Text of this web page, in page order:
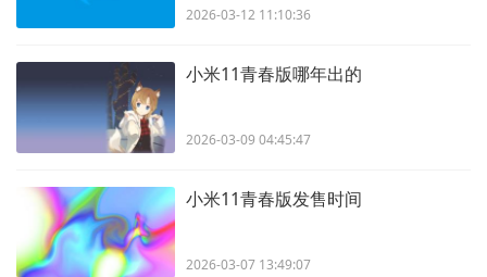
2026-03-12 11:10:36
小米11青春版哪年出的
2026-03-09 04:45:47
小米11青春版发售时间
2026-03-07 13:49:07